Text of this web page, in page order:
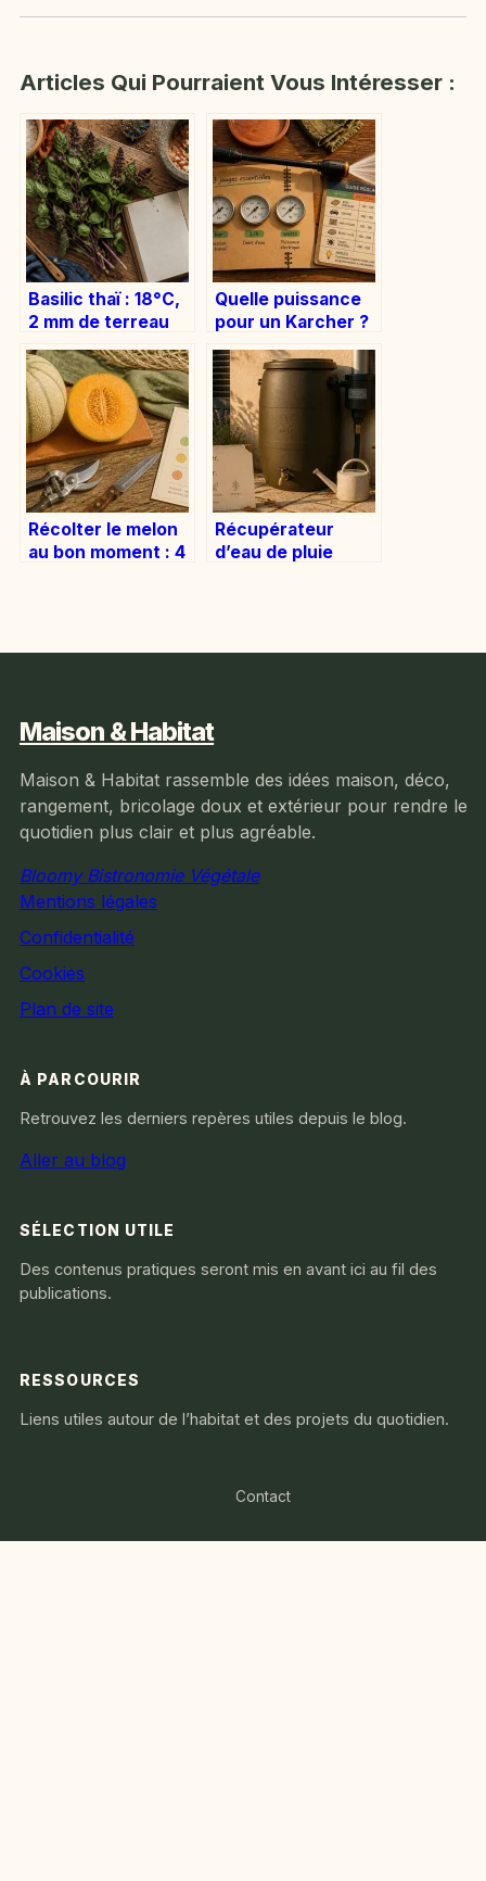
Articles Qui Pourraient Vous Intéresser :
Basilic thaï : 18°C,
2 mm de terreau
une récolte
parfumée
Quelle puissance
pour un Karcher ?
et 210 bars selon
vos travaux
Récolter le melon
au bon moment : 4
Récupérateur
d’eau de pluie
Maison & Habitat
Maison & Habitat rassemble des idées maison, déco,
rangement, bricolage doux et extérieur pour rendre le
quotidien plus clair et plus agréable.
Bloomy Bistronomie Végétale
Mentions légales
Confidentialité
Cookies
Plan de site
À PARCOURIR
Retrouvez les derniers repères utiles depuis le blog.
Aller au blog
SÉLECTION UTILE
Des contenus pratiques seront mis en avant ici au fil des
publications.
RESSOURCES
Liens utiles autour de l’habitat et des projets du quotidien.
Contact